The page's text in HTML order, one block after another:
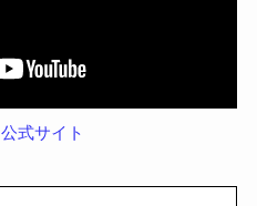
公式サイト